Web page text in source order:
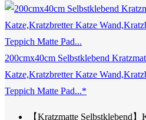
200cmx40cm Selbstklebend
Katze,Kratzbretter Katze
Teppich Matte Pad...*
【Kratzmatte Selbstklebend】